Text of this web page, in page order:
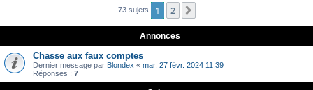
73 sujets 1 2
Annonces
Chasse aux faux comptes
Dernier message par Blondex « mar. 27 févr. 2024 11:39
Réponses : 7